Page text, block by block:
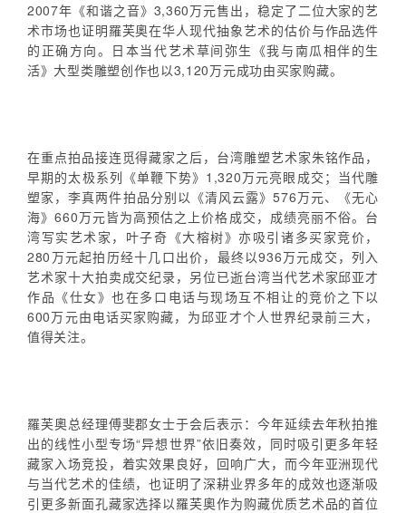
2007年《和谐之音》3,360万元售出，稳定了二位大家的艺
术市场也证明羅芙奧在华人现代抽象艺术的估价与作品选件
的正确方向。日本当代艺术草间弥生《我与南瓜相伴的生
活》大型类雕塑创作也以3,120万元成功由买家购藏。
在重点拍品接连觅得藏家之后，台湾雕塑艺术家朱铭作品，
早期的太极系列《单鞭下势》1,320万元亮眼成交；当代雕
塑家，李真两件拍品分别以《清风云露》576万元、《无心
海》660万元皆为高预估之上价格成交，成绩亮丽不俗。台
湾写实艺术家，叶子奇《大榕树》亦吸引诸多买家竞价，
280万元起拍历经十几口出价，最终以936万元成交，列入
艺术家十大拍卖成交纪录，另位已逝台湾当代艺术家邱亚才
作品《仕女》也在多口电话与现场互不相让的竞价之下以
600万元由电话买家购藏，为邱亚才个人世界纪录前三大，
值得关注。
羅芙奧总经理傅斐郡女士于会后表示：今年延续去年秋拍推
出的线性小型专场“异想世界”依旧奏效，同时吸引更多年轻
藏家入场竞投，着实效果良好，回响广大，而今年亚洲现代
与当代艺术的佳绩，也证明了深耕业界多年的成效也逐渐吸
引更多新面孔藏家选择以羅芙奧作为购藏优质艺术品的首位